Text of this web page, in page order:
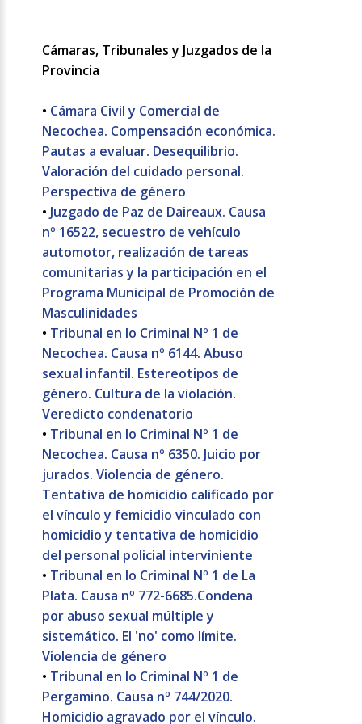
Cámaras, Tribunales y Juzgados de la
Provincia
• Cámara Civil y Comercial de
Necochea. Compensación económica.
Pautas a evaluar. Desequilibrio.
Valoración del cuidado personal.
Perspectiva de género
• Juzgado de Paz de Daireaux. Causa
nº 16522, secuestro de vehículo
automotor, realización de tareas
comunitarias y la participación en el
Programa Municipal de Promoción de
Masculinidades
• Tribunal en lo Criminal Nº 1 de
Necochea. Causa nº 6144. Abuso
sexual infantil. Estereotipos de
género. Cultura de la violación.
Veredicto condenatorio
• Tribunal en lo Criminal Nº 1 de
Necochea. Causa nº 6350. Juicio por
jurados. Violencia de género.
Tentativa de homicidio calificado por
el vínculo y femicidio vinculado con
homicidio y tentativa de homicidio
del personal policial interviniente
• Tribunal en lo Criminal Nº 1 de La
Plata. Causa nº 772-6685.Condena
por abuso sexual múltiple y
sistemático. El 'no' como límite.
Violencia de género
• Tribunal en lo Criminal Nº 1 de
Pergamino. Causa nº 744/2020.
Homicidio agravado por el vínculo.